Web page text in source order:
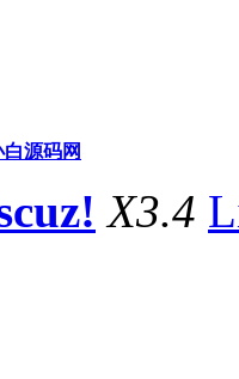
白源码网
X3.4